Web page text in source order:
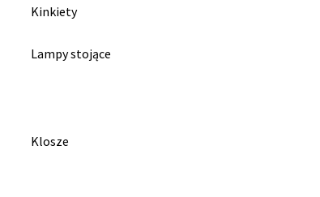
Kinkiety
Lampy stojące
Klosze